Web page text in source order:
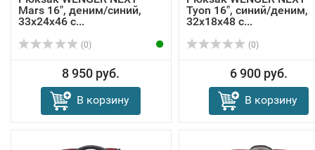
Mars 16", деним/синий,
33x24x46 с...
(0)
8 950 руб.
В корзину
Tyon 16", синий/деним,
32х18х48 с...
(0)
6 900 руб.
В корзину